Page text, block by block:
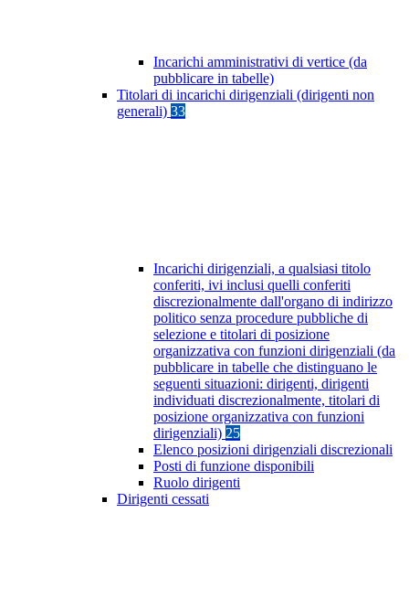
Incarichi amministrativi di vertice (da
pubblicare in tabelle)
Titolari di incarichi dirigenziali (dirigenti non
generali) 33
Incarichi dirigenziali, a qualsiasi titolo
conferiti, ivi inclusi quelli conferiti
discrezionalmente dall'organo di indirizzo
politico senza procedure pubbliche di
selezione e titolari di posizione
organizzativa con funzioni dirigenziali (da
pubblicare in tabelle che distinguano le
seguenti situazioni: dirigenti, dirigenti
individuati discrezionalmente, titolari di
posizione organizzativa con funzioni
dirigenziali) 25
Elenco posizioni dirigenziali discrezionali
Posti di funzione disponibili
Ruolo dirigenti
Dirigenti cessati